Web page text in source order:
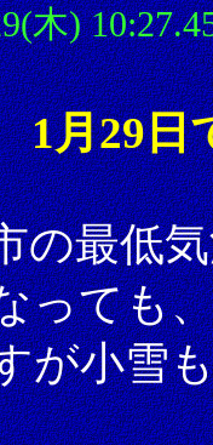
木)
月29日
の最低
っても
が小雪